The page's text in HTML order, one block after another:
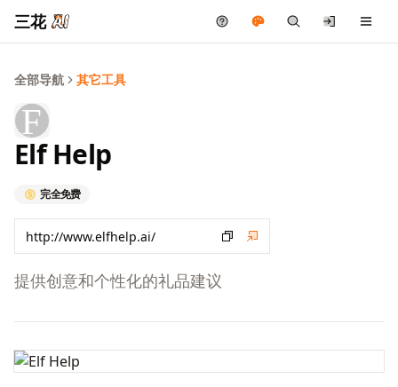
三花
全部导航 其它工具
Elf Help
完全免费
提供创意和个性化的礼品建议